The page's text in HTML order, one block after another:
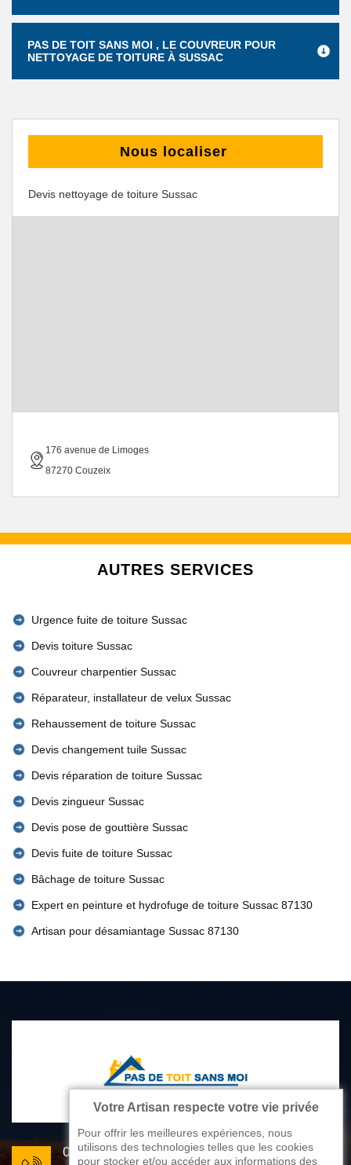
PAS DE TOIT SANS MOI , LE COUVREUR POUR
NETTOYAGE DE TOITURE À SUSSAC
Nous localiser
Devis nettoyage de toiture Sussac
176 avenue de Limoges
87270 Couzeix
AUTRES SERVICES
Urgence fuite de toiture Sussac
Devis toiture Sussac
Couvreur charpentier Sussac
Réparateur, installateur de velux Sussac
Rehaussement de toiture Sussac
Devis changement tuile Sussac
Devis réparation de toiture Sussac
Devis zingueur Sussac
Devis pose de gouttière Sussac
Devis fuite de toiture Sussac
Bâchage de toiture Sussac
Expert en peinture et hydrofuge de toiture Sussac 87130
Artisan pour désamiantage Sussac 87130
05 33 06 22 81
Votre Artisan respecte votre vie privée
Pour offrir les meilleures expériences, nous
utilisons des technologies telles que les cookies
pour stocker et/ou accéder aux informations des